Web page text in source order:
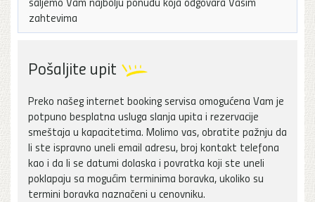
zahtevima
Pošaljite upit
Preko našeg internet booking servisa omogućena Vam je
potpuno besplatna usluga slanja upita i rezervacije
smeštaja u kapacitetima. Molimo vas, obratite pažnju da
li ste ispravno uneli email adresu, broj kontakt telefona
kao i da li se datumi dolaska i povratka koji ste uneli
poklapaju sa mogućim terminima boravka, ukoliko su
termini boravka naznačeni u cenovniku.